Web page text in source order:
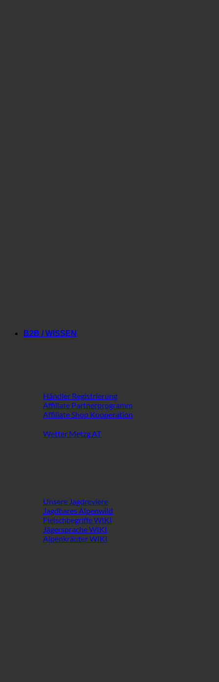
B2B / WISSEN
Händler Registrierung
Affiliate Partnerprogramm
Affiliate Shop Kooperation
Wetter Metzg AT
Unsere Jagdreviere
Jagdbares Alpenwild
Fleischbegriffe WIKI
Jägersprache WIKI
Alpenkräuter WIKI